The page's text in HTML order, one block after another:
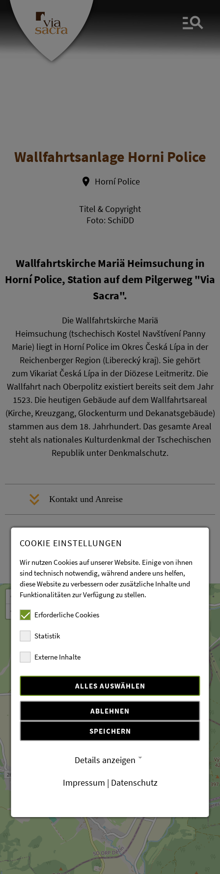
Wallfahrtsanlage Horni Police
Horní Police
Titel & Copyright
Foto: SchiDD
Wallfahrtskirche Mariä Heimsuchung in
Horní Police, Station auf dem Pilgerweg "Via
Sacra".
Die Wallfahrtskirche Mariä
Heimsuchung (tschechisch Kostel Navštívení Panny
Marie) liegt in Horní Police im Okres Česká Lípa in der
Reichenberger Region (Liberecký kraj). Sie gehört
zum Vikariat Česká Lípa in der Diözese Leitmeritz. Die
Wallfahrt nach Oberpolitz existiert bereits seit dem Jahr
1523. Die heutigen Gebäude auf dem Wallfahrtsareal
(Kirche, Kreuzgang, Glockenturm und Dekanatsgebäude)
stammen aus dem 18. Jahrhundert. Das gesamte Areal
steht als nationales Kulturdenkmal der Tschechischen
Republik unter Denkmalschutz.
Kontakt und Anreise
+
−
Leaflet OpenStreetMap
COOKIE EINSTELLUNGEN
Wir nutzen Cookies auf unserer Website. Einige von ihnen
sind technisch notwendig, während andere uns helfen,
diese Website zu verbessern oder zusätzliche Inhalte und
Funktionalitäten zur Verfügung zu stellen.
Erforderliche Cookies
Statistik
Externe Inhalte
ALLES AUSWÄHLEN
ABLEHNEN
SPEICHERN
Details anzeigen
Impressum | Datenschutz